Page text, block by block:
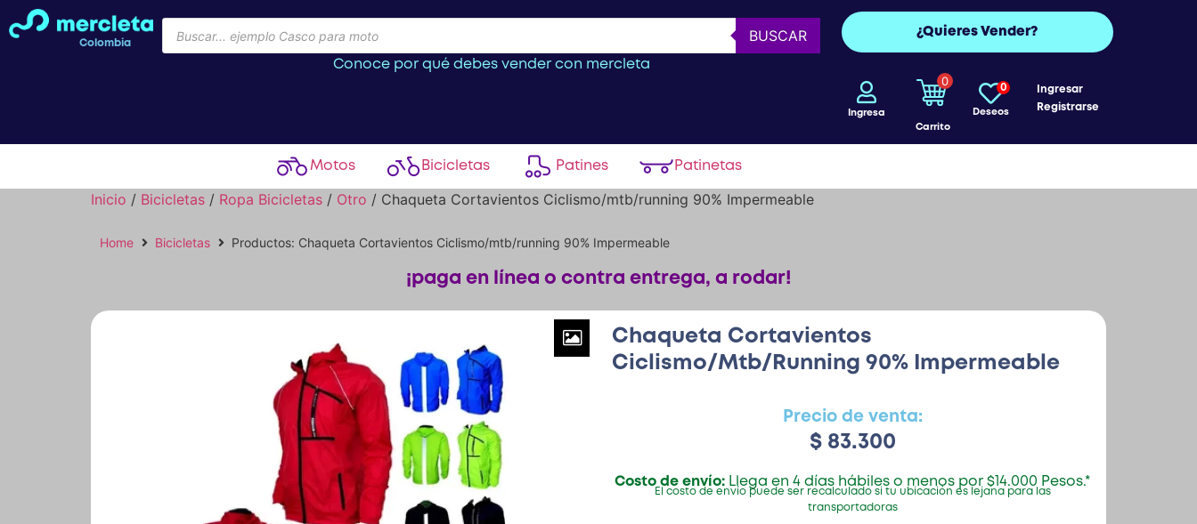
Colombia BUSCAR
Conoce por qué debes vender con mercleta
¿Quieres Vender?
Ingresa
0
Carrito
Deseos
0
Ingresar
Registrarse
Motos Bicicletas Patines Patinetas
Inicio / Bicicletas / Ropa Bicicletas / Otro / Chaqueta Cortavientos Ciclismo/mtb/running 90% Impermeable
Home Bicicletas Productos: Chaqueta Cortavientos Ciclismo/mtb/running 90% Impermeable
¡paga en línea o contra entrega, a rodar!
Chaqueta Cortavientos
Ciclismo/mtb/running 90% Impermeable
Precio de venta:
$83.300
Costo de envío: Llega en 4 días hábiles o menos por $14.000 Pesos.*
El costo de envío puede ser recalculado si tu ubicación es lejana para las
transportadoras